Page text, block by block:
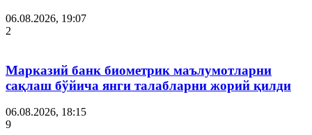
06.08.2026, 19:07
2
Марказий банк биометрик маълумотларни
сақлаш бўйича янги талабларни жорий қилди
06.08.2026, 18:15
9